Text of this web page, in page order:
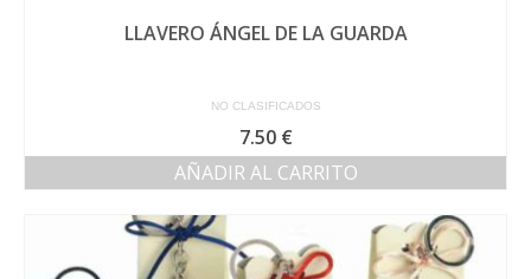
LLAVERO ÁNGEL DE LA GUARDA
NO CLASIFICADOS
7.50 €
AÑADIR AL CARRITO